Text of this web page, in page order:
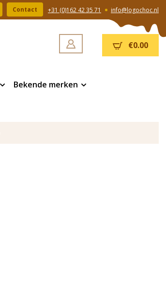
Contact +31 (0)162 42 35 71 info@logochoc.nl
€0.00
Bekende merken